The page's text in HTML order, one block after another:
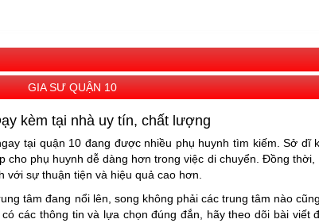
GIA SƯ QUẬN 10
kèm tại nhà uy tín, chất lượng
tại quận 10 đang được nhiều phụ huynh tìm kiếm. Sở dĩ
cho phụ huynh dễ dàng hơn trong việc di chuyển. Đồng thời,
với sự thuận tiện và hiệu quả cao hơn.
tâm đang nổi lên, song không phải các trung tâm nào
các thông tin và lựa chọn đúng đắn, hãy theo dõi bài viết